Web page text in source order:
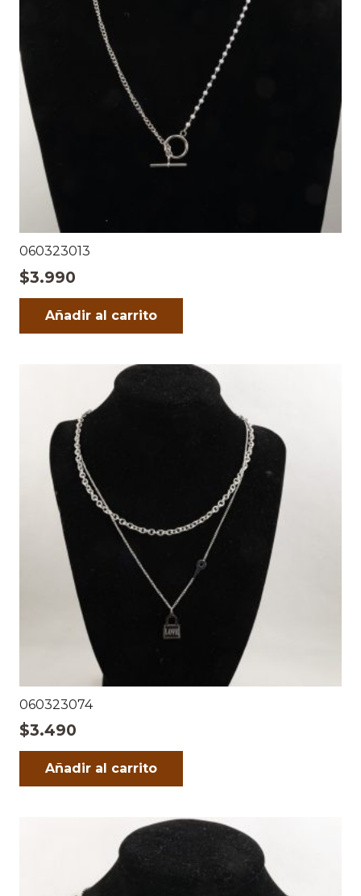
060323013
$3.990
Añadir al carrito
060323074
$3.490
Añadir al carrito